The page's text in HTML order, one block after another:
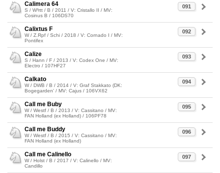
091
Calimera 64
S / W³rtt / B / 2011 / V: Cristallo II / MV:
Cosinus B / 106DS70
092
Calixtus F
W / Z.Rpf / Schi / 2018 / V: Cornado I / MV:
Pontifex
093
Calize
S / Hann / F / 2013 / V: Codex One / MV:
Electro / 107HF27
094
Calkato
W / DWB / B / 2014 / V: Graf Stakkato (DK:
Bogegarden' / MV: Cajus / 106VX62
095
Call me Buby
W / Westf / B / 2013 / V: Cassitano / MV:
FAN Holland (ex Holland) / 106PF78
096
Call me Buddy
W / Westf / B / 2015 / V: Cassitano / MV:
FAN Holland (ex Holland)
097
Call me Calinello
W / Holst / B / 2017 / V: Calinello / MV:
Candillo